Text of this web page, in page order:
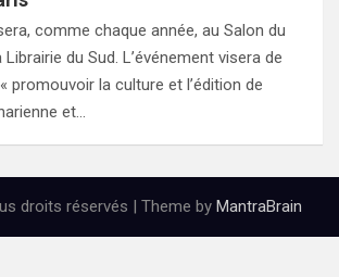
comme chaque année, au Salon du
du Sud. L’événement visera de
promouvoir la culture et l’édition de
et…
droits réservés | Theme by MantraBrain